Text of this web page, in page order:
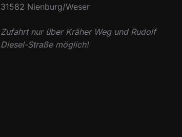
31582 Nienburg/Weser
Zufahrt nur über Kräher Weg und Rudolf
Diesel-Straße möglich!